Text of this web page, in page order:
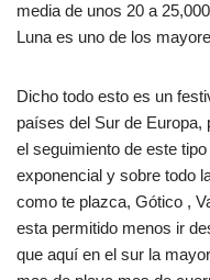
media de unos 20 a
Luna es uno de los
Dicho todo esto es un
países del Sur de Europa,
el seguimiento de este
exponencial y sobre todo
como te plazca, Gótico ,
esta permitido menos ir
que aquí en el sur la